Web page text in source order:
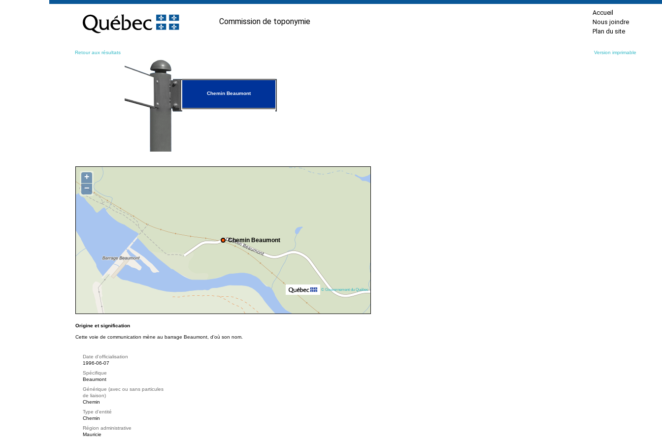
contenu
Commission de toponymie
Accueil
Nous joindre
Plan du site
Retour aux résultats Version imprimable
Chemin Beaumont
Chemin Beaumont
+
−
© Gouvernement du Québec
Origine et signification
Cette voie de communication mène au barrage Beaumont, d'où son nom.
Date d'officialisation
1996-06-07
Spécifique
Beaumont
Générique (avec ou sans particules
de liaison)
Chemin
Type d'entité
Chemin
Région administrative
Mauricie